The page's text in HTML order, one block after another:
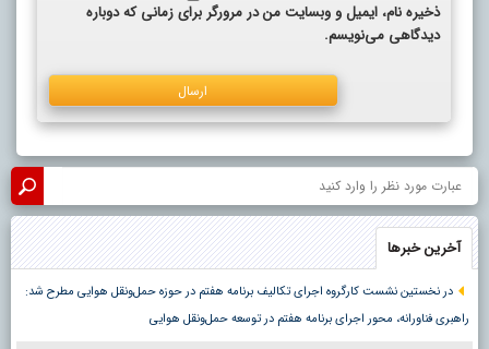
ذخیره نام، ایمیل و وبسایت من در مرورگر برای زمانی که دوباره
دیدگاهی می‌نویسم.
آخرین خبرها
در نخستین نشست کارگروه اجرای تکالیف برنامه هفتم در حوزه حمل‌ونقل هوایی مطرح شد:
راهبری فناورانه، محور اجرای برنامه هفتم در توسعه حمل‌ونقل هوایی